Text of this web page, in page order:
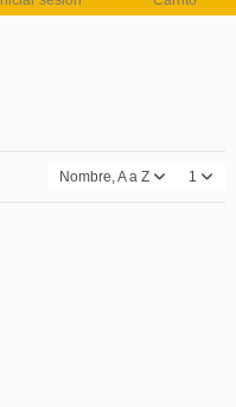
Nombre, A a Z 1